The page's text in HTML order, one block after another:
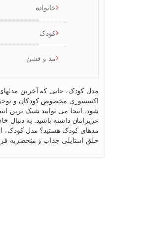
خانواده
کودک
مد و فشن
مدل کودک، جایی که آخرین
اکسسوری مخصوص کودکان و
شود. اینجا می توانید شیک ترین
عزیزانتان داشته باشید. به دنبال
مدهای کودک هستید؟ مدل کودک،
خلق استایلی جذاب و منحصربه